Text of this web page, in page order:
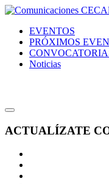
EVENTOS
PRÓXIMOS
Noticias
ACTUALÍZATE